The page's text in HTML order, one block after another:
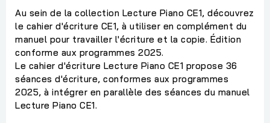
Au sein de la collection Lecture Piano CE1, découvrez
le cahier d'écriture CE1, à utiliser en complément du
manuel pour travailler l'écriture et la copie. Édition
conforme aux programmes 2025.
Le cahier d'écriture Lecture Piano CE1 propose 36
séances d'écriture, conformes aux programmes
2025, à intégrer en parallèle des séances du manuel
Lecture Piano CE1.